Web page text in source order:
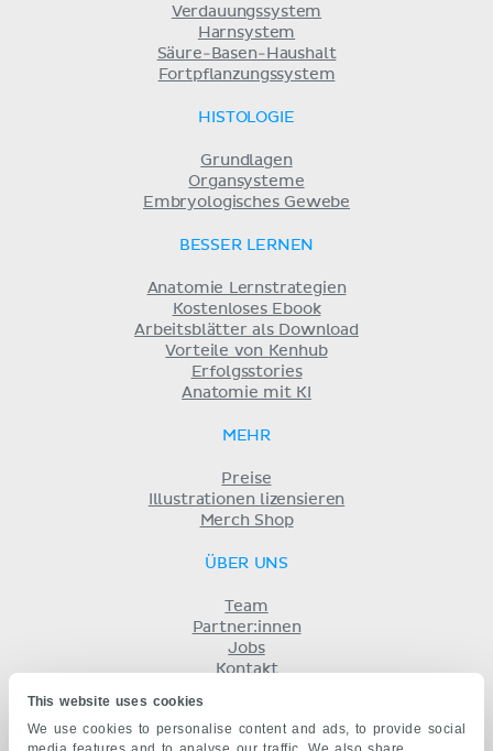
This website uses cookies
We use cookies to personalise content and ads, to provide social
Verdauungssystem
Harnsystem
Säure-Basen-Haushalt
Fortpflanzungssystem
HISTOLOGIE
Grundlagen
Organsysteme
Embryologisches Gewebe
BESSER LERNEN
Anatomie Lernstrategien
Kostenloses Ebook
Arbeitsblätter als Download
Vorteile von Kenhub
Erfolgsstories
Anatomie mit KI
MEHR
Preise
Illustrationen lizensieren
Merch Shop
ÜBER UNS
Team
Partner:innen
Jobs
Kontakt
Geschäftsbedingungen
Datenschutz